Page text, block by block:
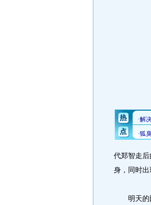
代郑智走
身，同时出
明天的比